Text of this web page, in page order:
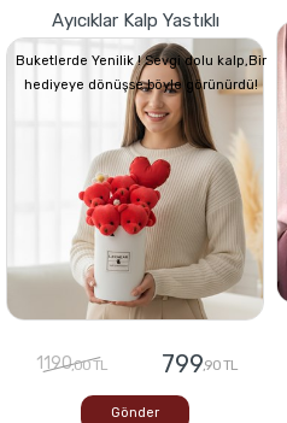
Ayıcıklar Kalp Yastıklı
Buketlerde Yenilik ! Sevgi dolu kalp,Bir
hediyeye dönüşse böyle görünürdü!
1190,00 TL 799,90 TL
Gönder